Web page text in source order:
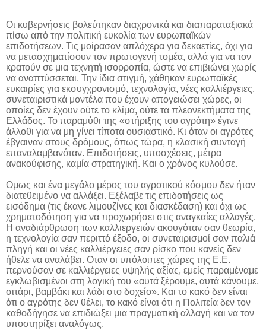
Οι κυβερνήσεις βολεύτηκαν διαχρονικά και διαπαραταξιακά
πίσω από την πολιτική ευκολία των ευρωπαϊκών
επιδοτήσεων. Τις μοίρασαν απλόχερα για δεκαετίες, όχι για
να μετασχηματίσουν τον πρωτογενή τομέα, αλλά για να τον
κρατούν σε μια τεχνητή ισορροπία, ώστε να επιβιώνει χωρίς
να αναπτύσσεται. Την ίδια στιγμή, χάθηκαν ευρωπαϊκές
ευκαιρίες για εκσυγχρονισμό, τεχνολογία, νέες καλλιέργειες,
συνεταιριστικά μοντέλα που έχουν απογειώσει χώρες, οι
οποίες δεν έχουν ούτε το κλίμα, ούτε τα πλεονεκτήματα της
Ελλάδος. Το παραμύθι της «στήριξης του αγρότη» έγινε
άλλοθι για να μη γίνει τίποτα ουσιαστικό. Κι όταν οι αγρότες
έβγαιναν στους δρόμους, όπως τώρα, η κλασική συνταγή
επαναλαμβανόταν. Επιδοτήσεις, υποσχέσεις, μέτρα
ανακούφισης, καμία στρατηγική. Και ο χρόνος κυλούσε.
Ομως και ένα μεγάλο μέρος του αγροτικού κόσμου δεν ήταν
διατεθειμένο να αλλάξει. Εξέλαβε τις επιδοτήσεις ως
εισόδημα (τις έκανε λιμουζίνες και διασκέδαση) και όχι ως
χρηματοδότηση για να προχωρήσει στις αναγκαίες αλλαγές.
Η αναδιάρθρωση των καλλιεργειών ακουγόταν σαν θεωρία,
η τεχνολογία σαν περιττό έξοδο, οι συνεταιρισμοί σαν παλιά
πληγή και οι νέες καλλιέργειες σαν ρίσκο που κανείς δεν
ήθελε να αναλάβει. Οταν οι υπόλοιπες χώρες της Ε.Ε.
περνούσαν σε καλλιέργειες υψηλής αξίας, εμείς παραμέναμε
εγκλωβισμένοι στη λογική του «αυτά ξέρουμε, αυτά κάνουμε,
σιτάρι, βαμβάκι και λάδι στο δοχείο». Και το κακό δεν είναι
ότι ο αγρότης δεν θέλει, το κακό είναι ότι η Πολιτεία δεν τον
καθοδήγησε να επιδιώξει μια πραγματική αλλαγή και να τον
υποστηρίξει αναλόγως.